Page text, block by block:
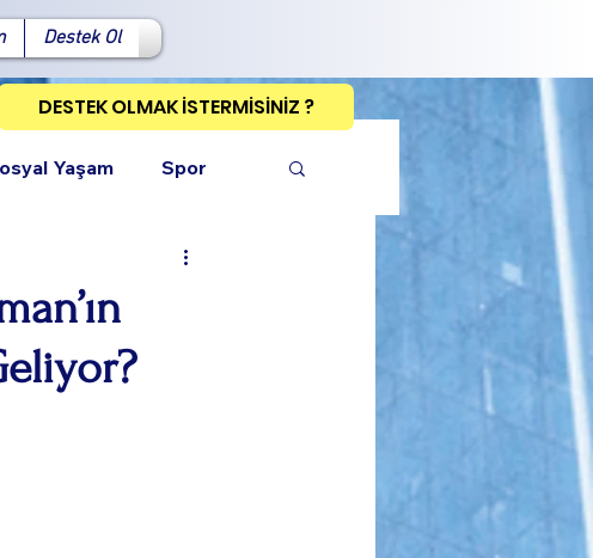
Destek Ol
DESTEK OLMAK İSTERMİSİNİZ ?
Bağlantıyı Kopyala
Yaşam Spor